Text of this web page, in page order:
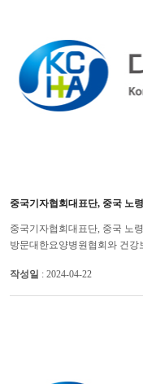
중국기자협회대표단, 중국 노
중국기자협회대표단, 중국 노
방문대한요양병원협회와 건
작성일 : 2024-04-22